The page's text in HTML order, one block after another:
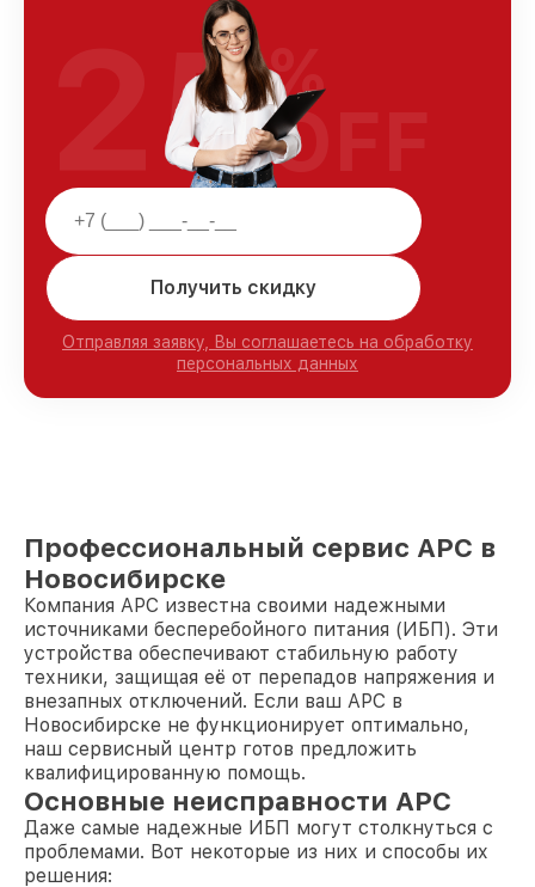
Получить скидку
Отправляя заявку, Вы соглашаетесь на обработку
персональных данных
25%
OFF
Профессиональный сервис APC в
Новосибирске
Компания APC известна своими надежными
источниками бесперебойного питания (ИБП). Эти
устройства обеспечивают стабильную работу
техники, защищая её от перепадов напряжения и
внезапных отключений. Если ваш APC в
Новосибирске не функционирует оптимально,
наш сервисный центр готов предложить
квалифицированную помощь.
Основные неисправности APC
Даже самые надежные ИБП могут столкнуться с
проблемами. Вот некоторые из них и способы их
решения: